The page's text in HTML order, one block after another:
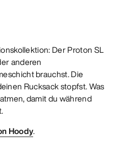
Der Proton SL
anderen
brauchst. Die
Rucksack stopfst. Was
damit du während
Hoody.